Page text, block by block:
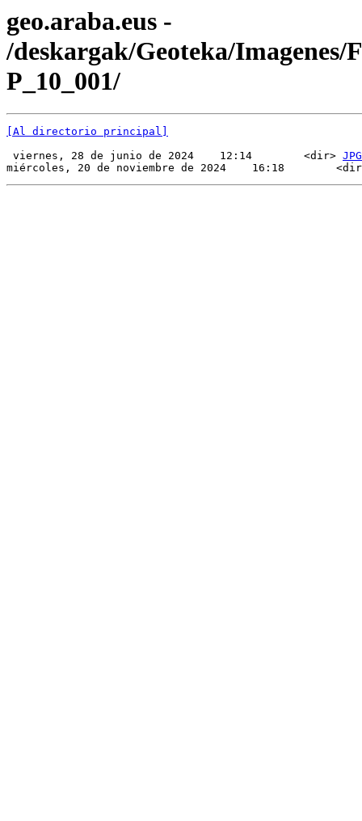
geo.araba.eus -
/deskargak/Geoteka/Imagenes/
P_10_001/
[Al directorio principal]
viernes, 28 de junio de 2024    12:14        <dir> JPG
miércoles, 20 de noviembre de 2024    16:18